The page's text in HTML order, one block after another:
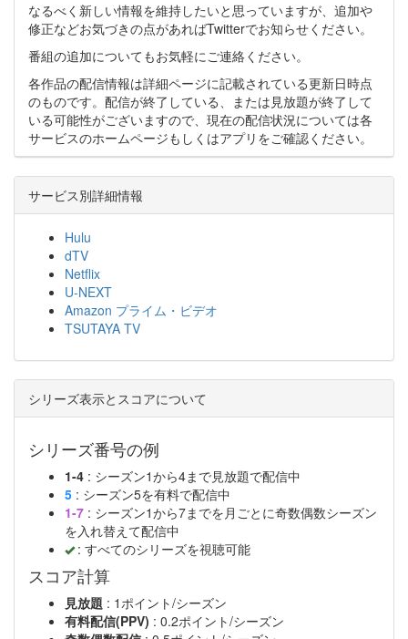
なるべく新しい情報を維持したいと思っていますが、追加や
修正などお気づきの点があればTwitterでお知らせください。
番組の追加についてもお気軽にご連絡ください。
各作品の配信情報は詳細ページに記載されている更新日時点
のものです。配信が終了している、または見放題が終了して
いる可能性がございますので、現在の配信状況については各
サービスのホームページもしくはアプリをご確認ください。
サービス別詳細情報
Hulu
dTV
Netflix
U-NEXT
Amazon プライム・ビデオ
TSUTAYA TV
シリーズ表示とスコアについて
シリーズ番号の例
1-4 : シーズン1から4まで見放題で配信中
5 : シーズン5を有料で配信中
1-7 : シーズン1から7までを月ごとに奇数偶数シーズン
を入れ替えて配信中
: すべてのシリーズを視聴可能
スコア計算
見放題 : 1ポイント/シーズン
有料配信(PPV) : 0.2ポイント/シーズン